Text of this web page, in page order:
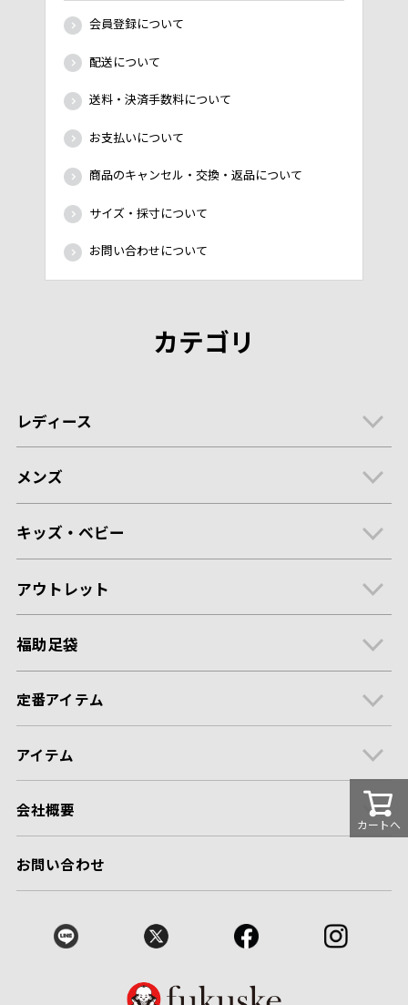
カートへ
会員登録について
配送について
送料・決済手数料について
お支払いについて
商品のキャンセル・交換・返品について
サイズ・採寸について
お問い合わせについて
カテゴリ
レディース
メンズ
キッズ・ベビー
アウトレット
福助足袋
定番アイテム
アイテム
会社概要
お問い合わせ